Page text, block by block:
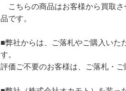
こちらの商品はお客様から買取
品です。
■弊社からは、ご落札やご購入いた
す。
評価ご不要のお客様は、ご落札・ご